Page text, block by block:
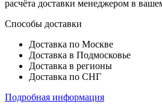
расчёта доставки менеджером в
Способы доставки
Доставка по Москве
Доставка в Подмосковье
Доставка в регионы
Доставка по СНГ
Подробная информация